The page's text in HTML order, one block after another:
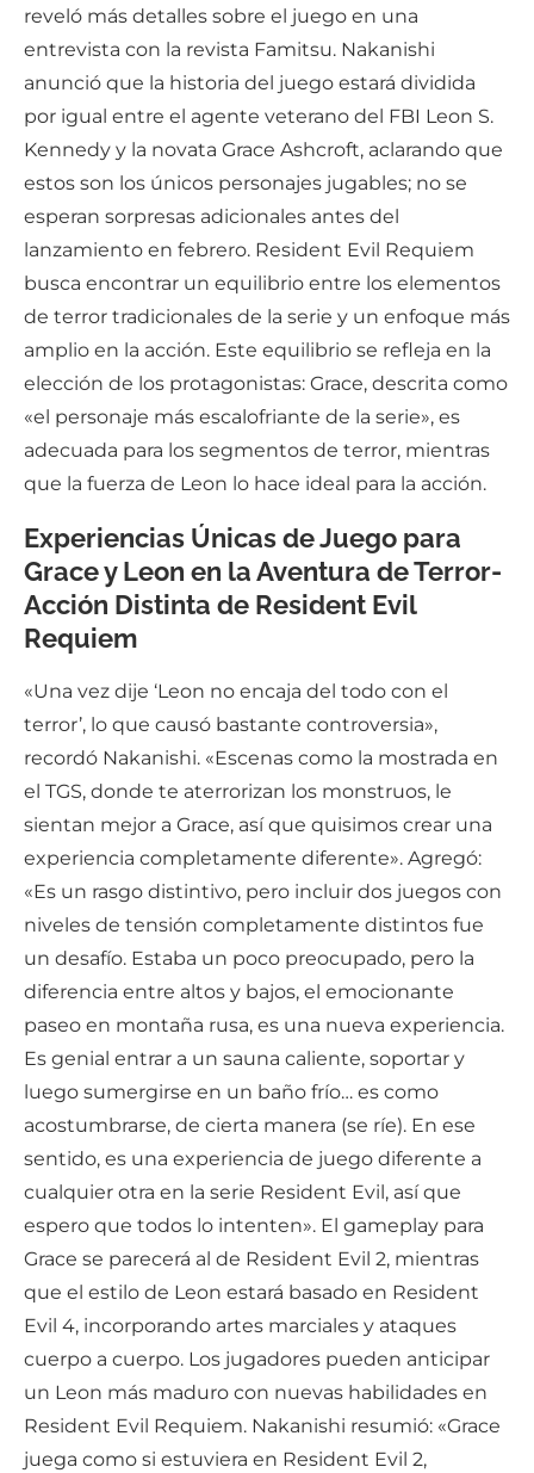
reveló más detalles sobre el juego en una
entrevista con la revista Famitsu. Nakanishi
anunció que la historia del juego estará dividida
por igual entre el agente veterano del FBI Leon S.
Kennedy y la novata Grace Ashcroft, aclarando que
estos son los únicos personajes jugables; no se
esperan sorpresas adicionales antes del
lanzamiento en febrero. Resident Evil Requiem
busca encontrar un equilibrio entre los elementos
de terror tradicionales de la serie y un enfoque más
amplio en la acción. Este equilibrio se refleja en la
elección de los protagonistas: Grace, descrita como
«el personaje más escalofriante de la serie», es
adecuada para los segmentos de terror, mientras
que la fuerza de Leon lo hace ideal para la acción.
Experiencias Únicas de Juego para
Grace y Leon en la Aventura de Terror-
Acción Distinta de Resident Evil
Requiem
«Una vez dije ‘Leon no encaja del todo con el
terror’, lo que causó bastante controversia»,
recordó Nakanishi. «Escenas como la mostrada en
el TGS, donde te aterrorizan los monstruos, le
sientan mejor a Grace, así que quisimos crear una
experiencia completamente diferente». Agregó:
«Es un rasgo distintivo, pero incluir dos juegos con
niveles de tensión completamente distintos fue
un desafío. Estaba un poco preocupado, pero la
diferencia entre altos y bajos, el emocionante
paseo en montaña rusa, es una nueva experiencia.
Es genial entrar a un sauna caliente, soportar y
luego sumergirse en un baño frío… es como
acostumbrarse, de cierta manera (se ríe). En ese
sentido, es una experiencia de juego diferente a
cualquier otra en la serie Resident Evil, así que
espero que todos lo intenten». El gameplay para
Grace se parecerá al de Resident Evil 2, mientras
que el estilo de Leon estará basado en Resident
Evil 4, incorporando artes marciales y ataques
cuerpo a cuerpo. Los jugadores pueden anticipar
un Leon más maduro con nuevas habilidades en
Resident Evil Requiem. Nakanishi resumió: «Grace
juega como si estuviera en Resident Evil 2,